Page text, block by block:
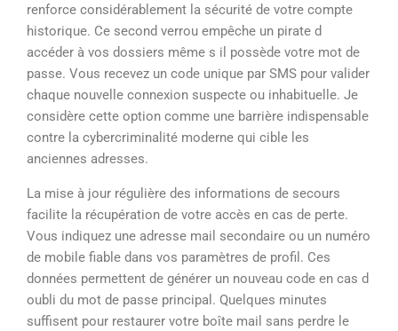
renforce considérablement la sécurité de votre compte
historique. Ce second verrou empêche un pirate d
accéder à vos dossiers même s il possède votre mot de
passe. Vous recevez un code unique par SMS pour valider
chaque nouvelle connexion suspecte ou inhabituelle. Je
considère cette option comme une barrière indispensable
contre la cybercriminalité moderne qui cible les
anciennes adresses.
La mise à jour régulière des informations de secours
facilite la récupération de votre accès en cas de perte.
Vous indiquez une adresse mail secondaire ou un numéro
de mobile fiable dans vos paramètres de profil. Ces
données permettent de générer un nouveau code en cas d
oubli du mot de passe principal. Quelques minutes
suffisent pour restaurer votre boîte mail sans perdre le